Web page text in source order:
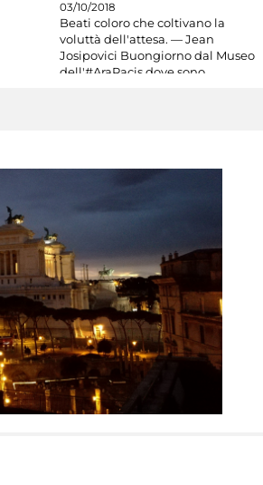
03/10/2018
Beati coloro che coltivano la
voluttà dell'attesa. — Jean
Josipovici Buongiorno dal Museo
dell'#AraPacis dove sono